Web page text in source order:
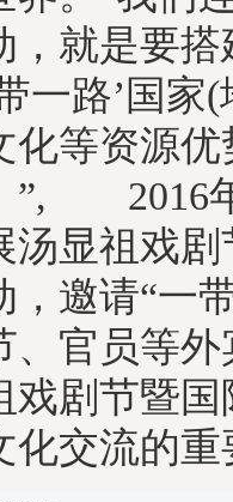
，就是要
一路’国家
化等资源
”, 2016
汤显祖戏
，邀请“一
、官员等
戏剧节暨
化交流的